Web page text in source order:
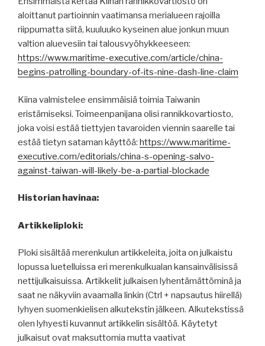
aloittanut partioinnin vaatimansa merialueen rajoilla
riippumatta siitä, kuuluuko kyseinen alue jonkun muun
valtion aluevesiin tai talousvyöhykkeeseen:
https://www.maritime-executive.com/article/china-
begins-patrolling-boundary-of-its-nine-dash-line-claim
Kiina valmistelee ensimmäisiä toimia Taiwanin
eristämiseksi. Toimeenpanijana olisi rannikkovartiosto,
joka voisi estää tiettyjen tavaroiden viennin saarelle tai
estää tietyn sataman käyttöä: https://www.maritime-
executive.com/editorials/china-s-opening-salvo-
against-taiwan-will-likely-be-a-partial-blockade
Historian havinaa:
Artikkeliploki:
Ploki sisältää merenkulun artikkeleita, joita on julkaistu
lopussa luetelluissa eri merenkulkualan kansainvälisissä
nettijulkaisuissa. Artikkelit julkaisen lyhentämättöminä ja
saat ne näkyviin avaamalla linkin (Ctrl + napsautus hiirellä)
lyhyen suomenkielisen alkutekstin jälkeen. Alkutekstissä
olen lyhyesti kuvannut artikkelin sisältöä. Käytetyt
julkaisut ovat maksuttomia mutta vaativat